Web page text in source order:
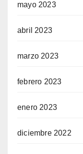
mayo 2023
abril 2023
marzo 2023
febrero 2023
enero 2023
diciembre 2022